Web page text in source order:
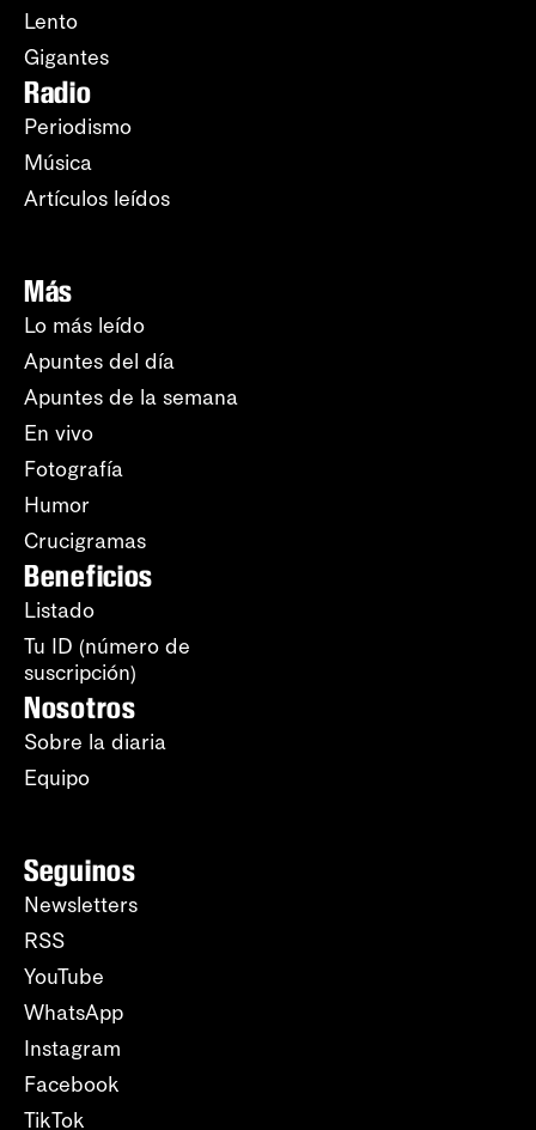
Lento
Gigantes
Radio
Periodismo
Música
Artículos leídos
Más
Lo más leído
Apuntes del día
Apuntes de la semana
En vivo
Fotografía
Humor
Crucigramas
Beneficios
Listado
Tu ID (número de
suscripción)
Nosotros
Sobre la diaria
Equipo
Seguinos
Newsletters
RSS
YouTube
WhatsApp
Instagram
Facebook
TikTok